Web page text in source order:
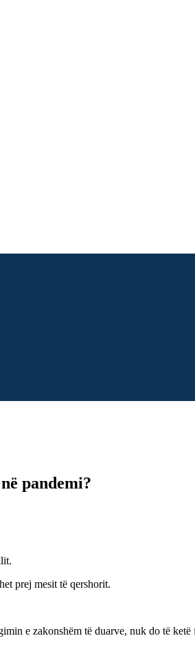
pandemi?
prej mesit të qershorit.
e zakonshëm të duarve, nuk do të